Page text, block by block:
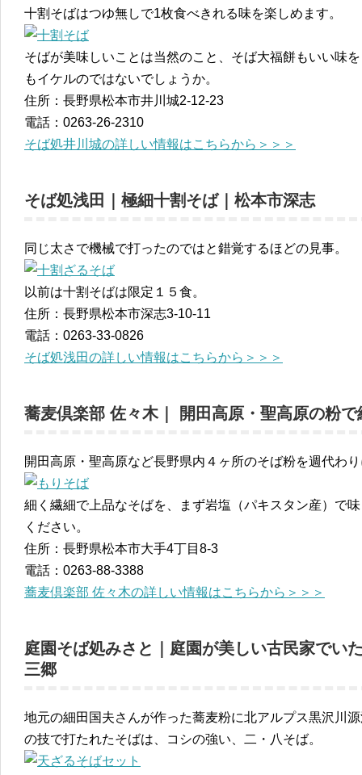
十割そばはつゆ無しで1枚食べきれる味を楽しめます。
そばが美味しいことは当然のこと、そば大福餅もいい味
もイケルのではないでしょうか。
住所：長野県松本市井川城2-12-23
電話：0263-26-2310
そば処井川城の詳しい情報はこちらから＞＞＞
そば処浅田｜極細十割そば｜松本市深志
同じ太さで機械で打ったのではと錯覚するほどの見事。
以前は十割そばは限定１５食。
住所：長野県松本市深志3-10-11
電話：0263-33-0826
そば処浅田の詳しい情報はこちらから＞＞＞
蕎麦倶楽部 佐々木｜ 開田高原・聖高原の粉
開田高原・聖高原など長野県内４ヶ所のそば粉を週代わ
細く繊細で上品なそばを、まず岩塩（パキスタン産）で
ください。
住所：長野県松本市大手4丁目8-3
電話：0263-88-3388
蕎麦倶楽部 佐々木の詳しい情報はこちらから＞＞＞
庭園そば処みさと｜庭園が美しい古民家でい
三郷
地元の細田国夫さんが作った蕎麦粉に北アルプス黒沢川
の技で打たれたそばは、コシの強い、二・八そば。